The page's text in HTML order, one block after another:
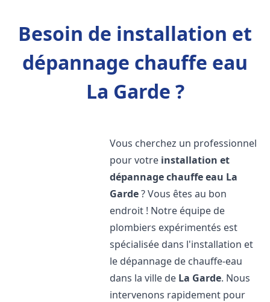
Besoin de installation et
dépannage chauffe eau
La Garde ?
Vous cherchez un professionnel
pour votre installation et
dépannage chauffe eau La
Garde? Vous êtes au bon
endroit ! Notre équipe de
plombiers expérimentés est
spécialisée dans l'installation et
le dépannage de chauffe-eau
dans la ville de La Garde. Nous
intervenons rapidement pour